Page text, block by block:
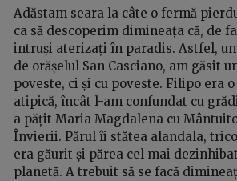
Adăstam seara la câte o fermă
ca să descoperim dimineața că, de
intruși aterizați în paradis. Astfel,
de orășelul San Casciano, am găsit
poveste, ci și cu poveste. Filipo era
atipică, încât l-am confundat cu
a pățit Maria Magdalena cu
Învierii. Părul îi stătea alandala,
era găurit și părea cel mai
planetă. A trebuit să se facă